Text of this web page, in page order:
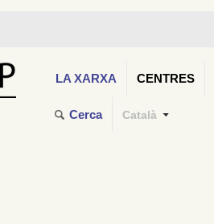
LA XARXA CENTRES
Cerca Català